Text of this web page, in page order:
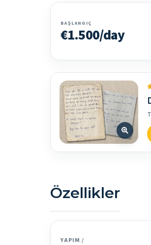
BAŞLANGIÇ
€1.500/day
Özellikler
YAPIM /